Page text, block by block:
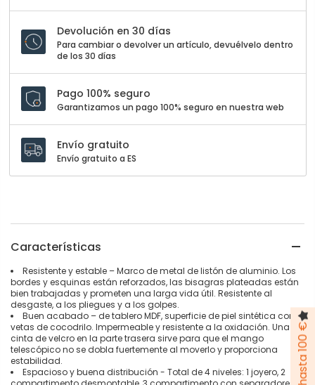
Devolución en 30 días
Para cambiar o devolver un artículo, devuélvelo dentro
de los 30 días
Pago 100% seguro
Garantizamos un pago 100% seguro en nuestra web
Envío gratuito
Envío gratuito a ES
Características
Resistente y estable – Marco de metal de listón de aluminio. Los
bordes y esquinas están reforzados, las bisagras plateadas están
bien trabajadas y prometen una larga vida útil. Resistente al
desgaste, a los pliegues y a los golpes.
Buen acabado – de tablero MDF, superficie de piel sintética con
vetas de cocodrilo. Impermeable y resistente a la oxidación. Una
cinta de velcro en la parte trasera sirve para que el mango
telescópico no se dobla fuertemente al moverlo y proporciona
estabilidad.
Espacioso y buena distribución - Total de 4 niveles: 1 joyero, 2